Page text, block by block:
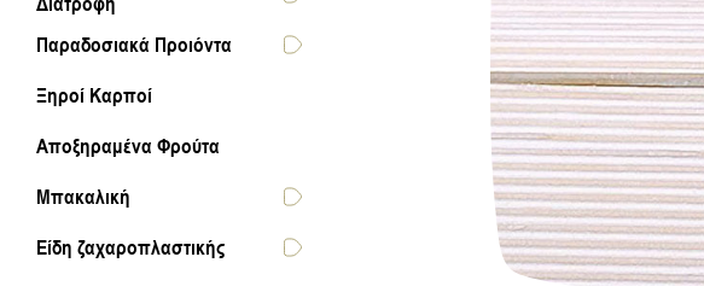
Παραδοσιακά Προιόντα
Ξηροί Καρποί
Αποξηραμένα Φρούτα
Μπακαλική
Είδη ζαχαροπλαστικής